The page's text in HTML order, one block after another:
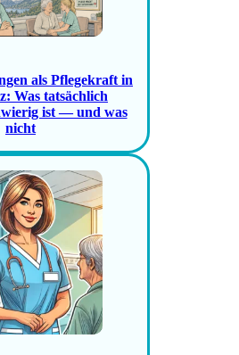
als Pflegekraft in
Was tatsächlich
ist — und was
nicht